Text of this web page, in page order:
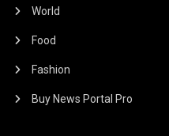
World
Food
Fashion
Buy News Portal Pro